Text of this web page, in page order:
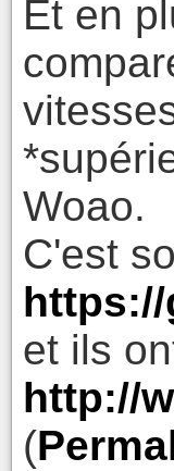
Et en
Woao.
C'est
et ils
http://
(